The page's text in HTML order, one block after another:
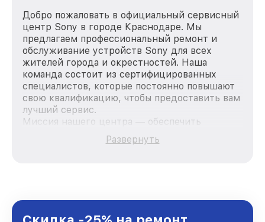
Добро пожаловать в официальный сервисный
центр Sony в городе Краснодаре. Мы
предлагаем профессиональный ремонт и
обслуживание устройств Sony для всех
жителей города и окрестностей. Наша
команда состоит из сертифицированных
специалистов, которые постоянно повышают
свою квалификацию, чтобы предоставить вам
лучший сервис.
Миссия нашего центра — обеспечить
качественный и доступный ремонт для
каждого пользователя продукции Sony, вне
Краснодаре, постоянно повышая уровень
Развернуть